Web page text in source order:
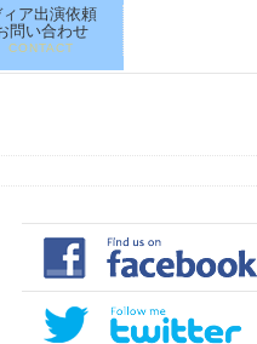
ィア出演依頼
問い合わせ
CONTACT